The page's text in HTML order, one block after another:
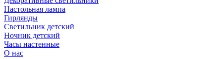
Настольная лампа
Гирлянды
Светильник детский
Ночник детский
Часы настенные
О нас